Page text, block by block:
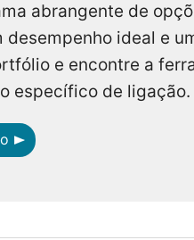
abrangente de
desempenho ideal e
e encontre a
específico de ligação.